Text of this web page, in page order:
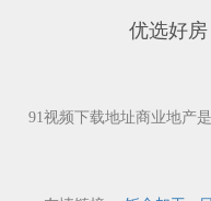
优选好房
91视频下载地址商业地产是